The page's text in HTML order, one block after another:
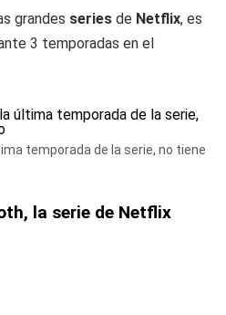
grandes series de Netflix, es
3 temporadas en el
temporada de la serie, no tiene
la serie de Netflix